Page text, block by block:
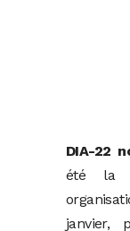
DIA-22
été la
janvier,